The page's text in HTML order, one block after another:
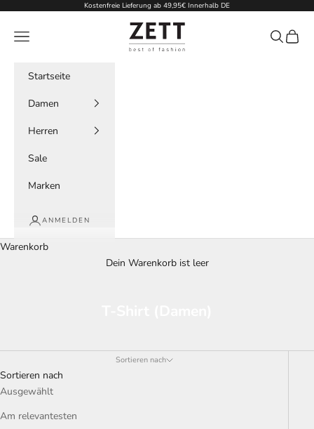
Zum Inhalt springenKostenfreie Lieferung ab 49,95€ Innerhalb DE
zett-mode
Menü Suchen
Startseite
Damen
Herren
Sale
Marken
ANMELDEN
Warenkorb
Dein Warenkorb ist leer
Sortieren nach
Sortieren nach
Ausgewählt
Am relevantesten